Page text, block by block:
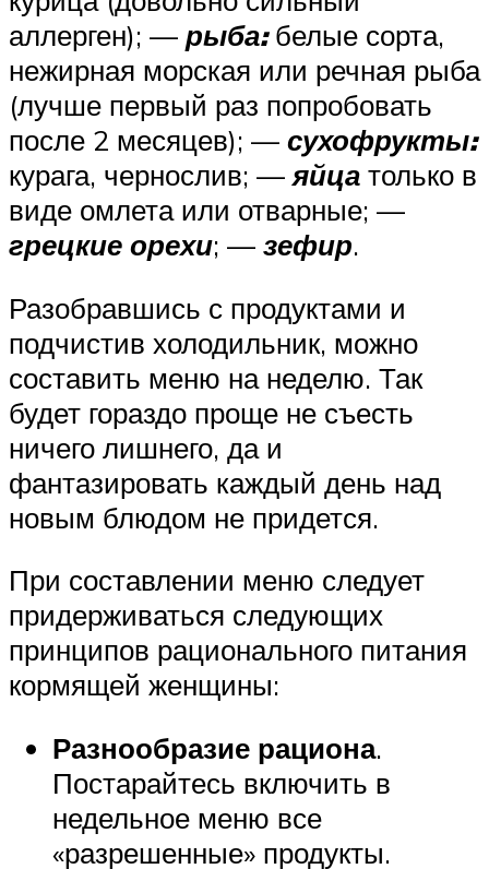
аллерген); — рыба:белые сорта,
нежирная морская или речная рыба
(лучше первый раз попробовать
после 2 месяцев); — сухофрукты:
курага, чернослив; — яйца только в
виде омлета или отварные; —
грецкие орехи; — зефир.
Разобравшись с продуктами и
подчистив холодильник, можно
составить меню на неделю. Так
будет гораздо проще не съесть
ничего лишнего, да и
фантазировать каждый день над
новым блюдом не придется.
При составлении меню следует
придерживаться следующих
принципов рационального питания
кормящей женщины:
Разнообразие рациона.
Постарайтесь включить в
недельное меню все
«разрешенные» продукты.